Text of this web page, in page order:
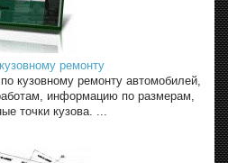
ремонту
кузовному ремонту автомобилей,
информацию по размерам,
точки кузова. ...